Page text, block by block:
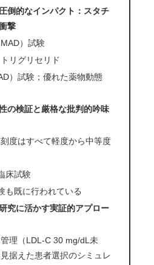
倒的なインパクト：スタチ
撃
）試験
リグリセリド
）試験；優れた薬物動態
の検証と厳格な批判的吟味
度はすべて軽度から中等度
床試験
も既に行われている
究に活かす実証的アプロー
理（LDL-C 30 mg/dL未
据えた患者選択のシミュレ